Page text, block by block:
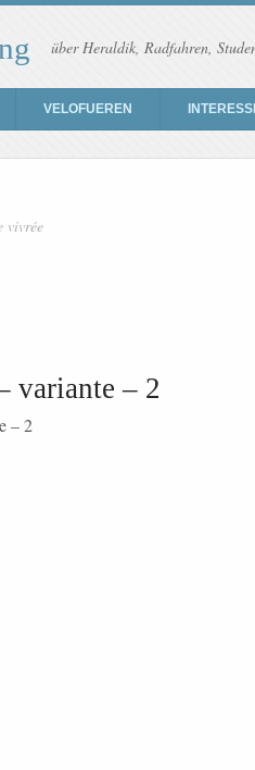
über Heraldik, Radfahren,
VELOFUEREN
vivrée
variante – 2
– 2